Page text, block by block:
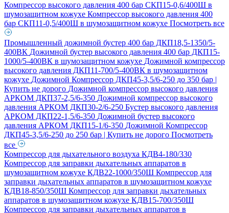
Компрессор высокого давления 400 бар СКП15-0,6/400Ш в
шумозащитном кожухе Компрессор высокого давления 400
бар СКП11-0,5/400Ш в шумозащитном кожухе Посмотреть все
Промышленный дожимной бустер 400 бар ДКП18,5-1350/5-
400ВК Дожимной бустер высокого давления 400 бар ДКП15-
1000/5-400ВК в шумозащитном кожухе Дожимной компрессор
высокого давления ДКП11-700/5-400ВК в шумозащитном
кожухе Дожимной Компрессор ДКП45-3,5/6-250 до 350 бар |
Купить не дорого Дожимной компрессор высокого давления
АРКОМ ДКП37-2,5/6-350 Дожимной компрессор высокого
давления АРКОМ ДКП30-2/6-250 Бустер высокого давления
АРКОМ ДКП22-1,5/6-350 Дожимной бустер высокого
давления АРКОМ ДКП15-1/6-350 Дожимной Компрессор
ДКП45-3,5/6-250 до 250 бар | Купить не дорого Посмотреть
все
Компрессор для дыхательного воздуха КДВ4-180/330
Компрессор для заправки дыхательных аппаратов в
шумозащитном кожухе КДВ22-1000/350Ш Компрессор для
заправки дыхательных аппаратов в шумозащитном кожухе
КДВ18-850/350Ш Компрессор для заправки дыхательных
аппаратов в шумозащитном кожухе КДВ15-700/350Ш
Компрессор для заправки дыхательных аппаратов в